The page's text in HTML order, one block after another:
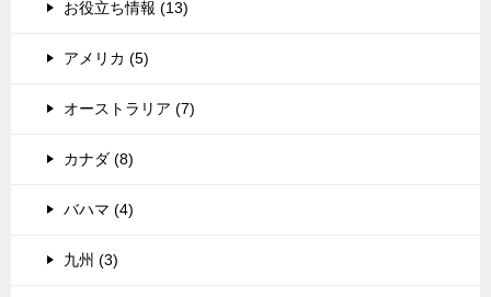
お役立ち情報 (13)
アメリカ (5)
オーストラリア (7)
カナダ (8)
バハマ (4)
九州 (3)